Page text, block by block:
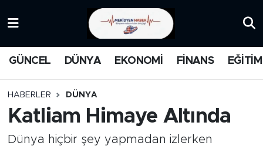
GÜNCEL DÜNYA EKONOMİ FİNANS EĞİTİM
HABERLER DÜNYA
Katliam Himaye Altında
Dünya hiçbir şey yapmadan izlerken
MEDYA
Trafik Durumu